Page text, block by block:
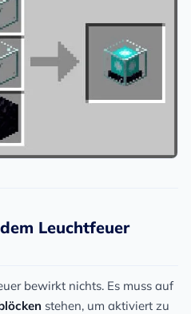
Leuchtfeuer
bewirkt nichts. Es muss auf
stehen, um aktiviert zu